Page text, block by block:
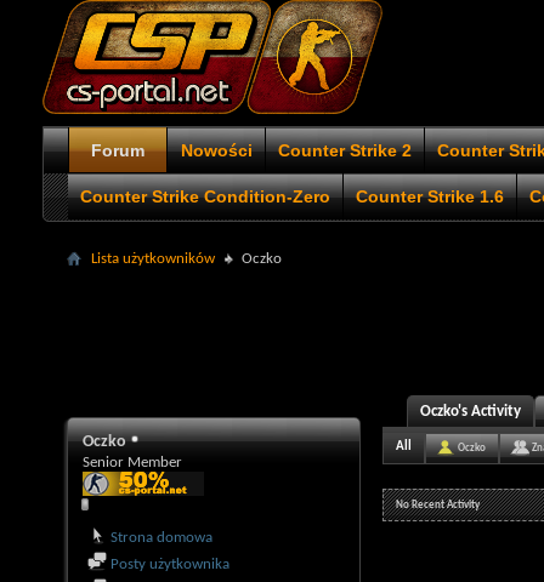
Forum Nowości Counter Strike 2 Counter
Counter Strike Condition-Zero Counter Strike 1.6
Lista użytkowników Oczko
Oczko
Senior Member
Strona domowa
Posty użytkownika
Oczko's Activity
All Oczko
No Recent Activity